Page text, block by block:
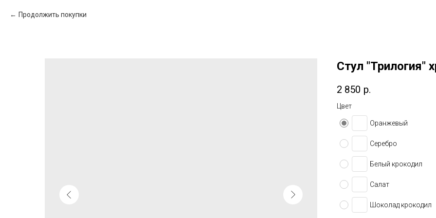
Продолжить покупки
Стул "Трилогия"
2 850 р.
Цвет
Оранжевый
Серебро
Белый крокодил
Салат
Шоколад крокодил